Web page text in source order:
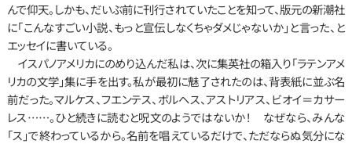
んで仰天。しかも、だいぶ前に刊行されていたことを知って、版元の新潮社
に「こんなすごい小説、もっと宣伝しなくちゃダメじゃないか」と言った、と
エッセイに書いている。
イスパノアメリカにのめり込んだ私は、次に集英社の箱入り「ラテンアメ
リカの文学」集に手を出す。私が最初に魅了されたのは、背表紙に並ぶ名
前だった。マルケス、フエンテス、ボルヘス、アストリアス、ビオイ＝カサー
レス……。ひと続きに読むと呪文のようではないか！　なぜなら、みんな
「ス」で終わっているから。名前を唱えているだけで、ただならぬ気分にな